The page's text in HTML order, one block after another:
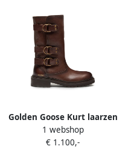
Golden Goose Kurt laarzen
van bruin leer met gouden
gespen
1 webshop
€ 1.100,-